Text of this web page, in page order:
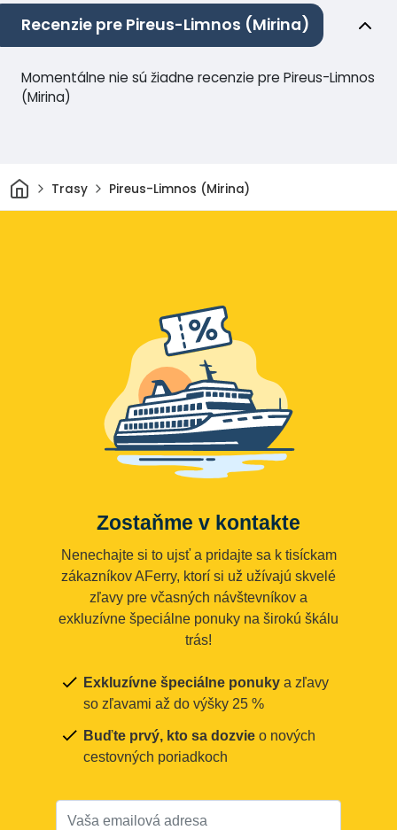
Recenzie pre Pireus-Limnos (Mirina)
Momentálne nie sú žiadne recenzie pre Pireus-Limnos
(Mirina)
Domov
Trasy Pireus-Limnos (Mirina)
Zostaňme v kontakte
Nenechajte si to ujsť a pridajte sa k tisíckam
zákazníkov AFerry, ktorí si už užívajú skvelé
zľavy pre včasných návštevníkov a
exkluzívne špeciálne ponuky na širokú škálu
trás!
Exkluzívne špeciálne ponuky a zľavy
so zľavami až do výšky 25 %
Buďte prvý, kto sa dozvie o nových
cestovných poriadkoch